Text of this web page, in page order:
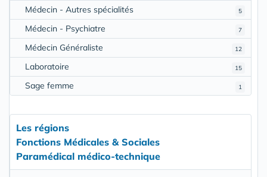
5
Médecin - Autres spécialités
7
Médecin - Psychiatre
12
Médecin Généraliste
15
Laboratoire
1
Sage femme
Les régions
Fonctions Médicales & Sociales
Paramédical médico-technique